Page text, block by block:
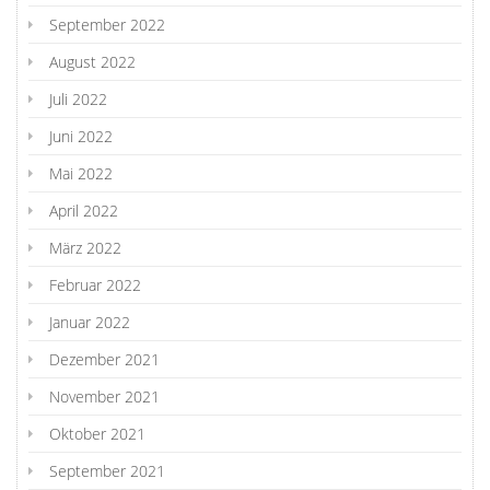
September 2022
August 2022
Juli 2022
Juni 2022
Mai 2022
April 2022
März 2022
Februar 2022
Januar 2022
Dezember 2021
November 2021
Oktober 2021
September 2021